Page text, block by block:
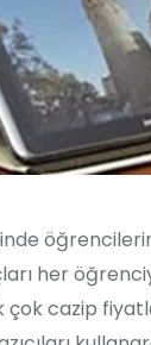
her
cazip